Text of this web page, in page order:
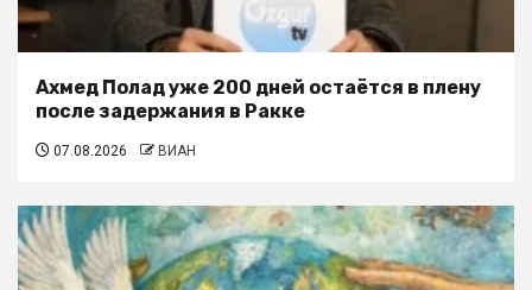
Ахмед Полад уже 200 дней остаётся в плену
после задержания в Ракке
07.08.2026 ВИАН